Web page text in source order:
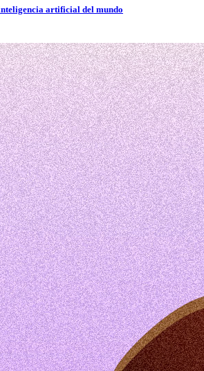
artificial del mundo